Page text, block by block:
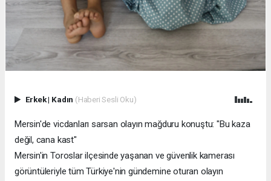
Erkek| Kadın (Haberi Sesli Oku)
Mersin'de vicdanları sarsan olayın mağduru konuştu: "Bu kaza
değil, cana kast"
Mersin'in Toroslar ilçesinde yaşanan ve güvenlik kamerası
görüntüleriyle tüm Türkiye'nin gündemine oturan olayın